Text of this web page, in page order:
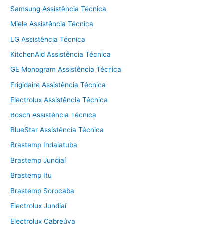
Samsung Assistência Técnica
Miele Assistência Técnica
LG Assistência Técnica
KitchenAid Assistência Técnica
GE Monogram Assistência Técnica
Frigidaire Assistência Técnica
Electrolux Assistência Técnica
Bosch Assistência Técnica
BlueStar Assistência Técnica
Brastemp Indaiatuba
Brastemp Jundiaí
Brastemp Itu
Brastemp Sorocaba
Electrolux Jundiaí
Electrolux Cabreúva